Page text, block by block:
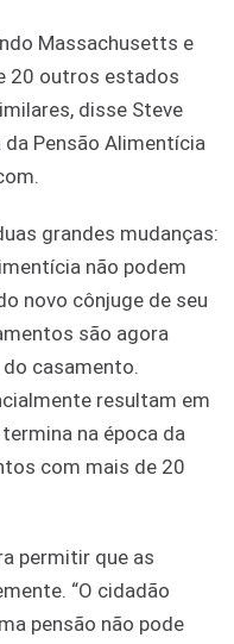
Massachusetts e
20 outros estados
disse Steve
Pensão Alimentícia
grandes mudanças:
não podem
novo cônjuge de seu
são agora
casamento.
resultam em
na época da
com mais de 20
permitir que as
“O cidadão
pensão não pode